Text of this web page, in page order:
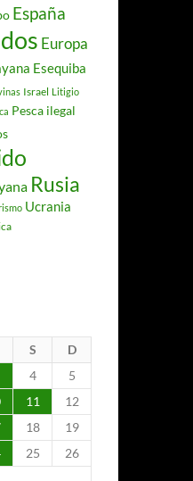
España
Europa
Esequiba
Israel Litigio
Pesca ilegal
Rusia
Ucrania
S
D
4
5
11
12
18
19
25
26